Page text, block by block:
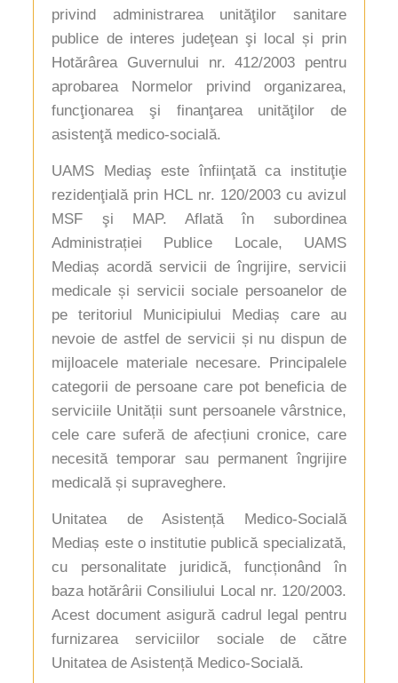
privind administrarea unităţilor sanitare
publice de interes judeţean şi local și prin
Hotărârea Guvernului nr. 412/2003 pentru
aprobarea Normelor privind organizarea,
funcţionarea şi finanţarea unităţilor de
asistenţă medico-socială.
UAMS Mediaş este înfiinţată ca instituţie
rezidenţială prin HCL nr. 120/2003 cu avizul
MSF şi MAP. Aflată în subordinea
Administrației Publice Locale, UAMS
Mediaș acordă servicii de îngrijire, servicii
medicale și servicii sociale persoanelor de
pe teritoriul Municipiului Mediaș care au
nevoie de astfel de servicii și nu dispun de
mijloacele materiale necesare. Principalele
categorii de persoane care pot beneficia de
serviciile Unității sunt persoanele vârstnice,
cele care suferă de afecțiuni cronice, care
necesită temporar sau permanent îngrijire
medicală și supraveghere.
Unitatea de Asistență Medico-Socială
Mediaș este o institutie publică specializată,
cu personalitate juridică, funcționând în
baza hotărârii Consiliului Local nr. 120/2003.
Acest document asigură cadrul legal pentru
furnizarea serviciilor sociale de către
Unitatea de Asistență Medico-Socială.